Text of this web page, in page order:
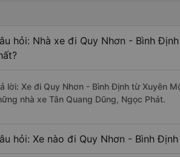
hỏi: Nhà xe đi Quy Nhơn - Bình
lời: Xe đi Quy Nhơn - Bình Định từ Xuyên
nhà xe Tân Quang Dũng, Ngọc Phát.
hỏi: Xe nào đi Quy Nhơn - Bình